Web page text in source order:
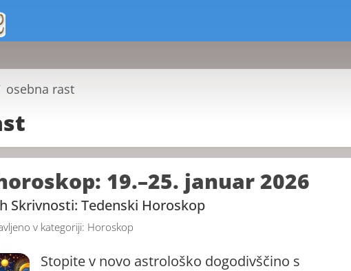
osebna rast
19.–25. januar 2026
Skrivnosti: Tedenski Horoskop
v kategoriji: Horoskop
Stopite v novo astrološko dogodivščino s